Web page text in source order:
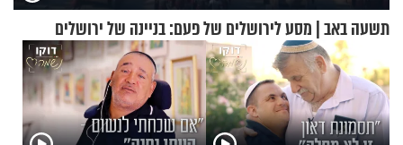
תשעה באב | מסע לירושלים של פעם: בניינה של ירושלים